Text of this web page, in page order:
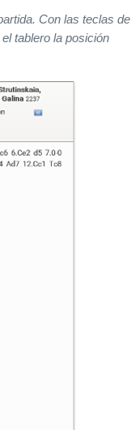
Con las teclas de
tablero la posición